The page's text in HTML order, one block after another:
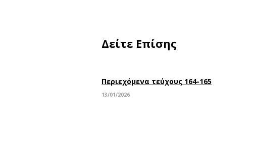
Δείτε Επίσης
Περιεχόμενα τεύχους 164-165
13/01/2026